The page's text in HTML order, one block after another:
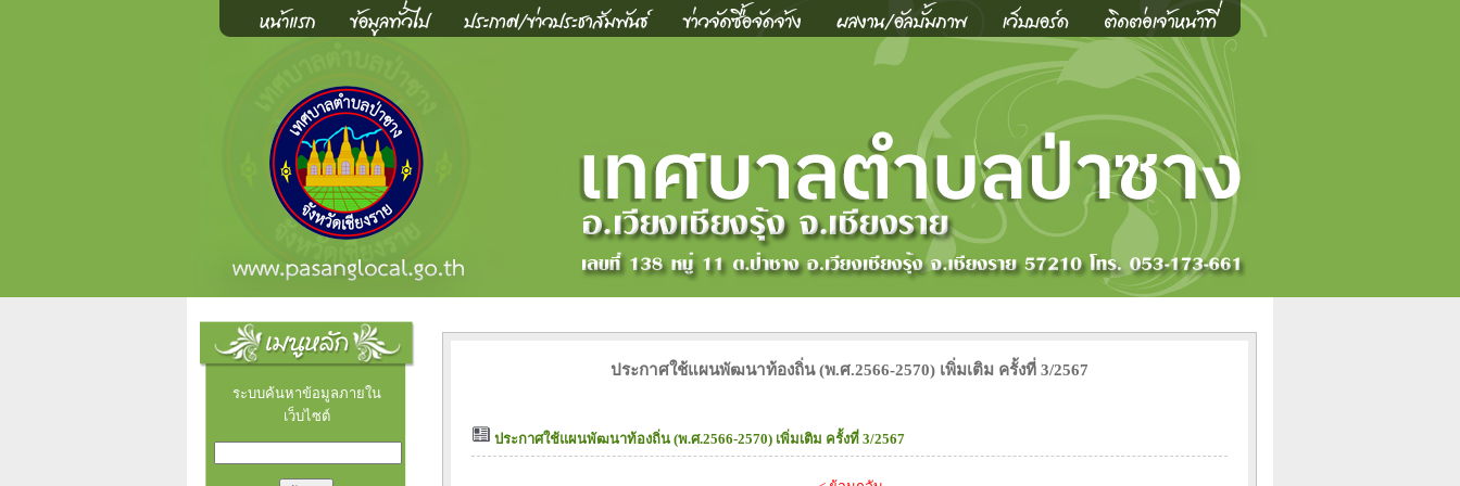
ระบบค้นหาข้อมูลภายใน
เว็บไซต์
ประกาศใช้แผนพัฒนาท้องถิ่น (พ.ศ.2566-2570) เพิ่มเติม ครั้งที่ 3/2567
ประกาศใช้แผนพัฒนาท้องถิ่น (พ.ศ.2566-2570) เพิ่มเติม ครั้งที่ 3/2567